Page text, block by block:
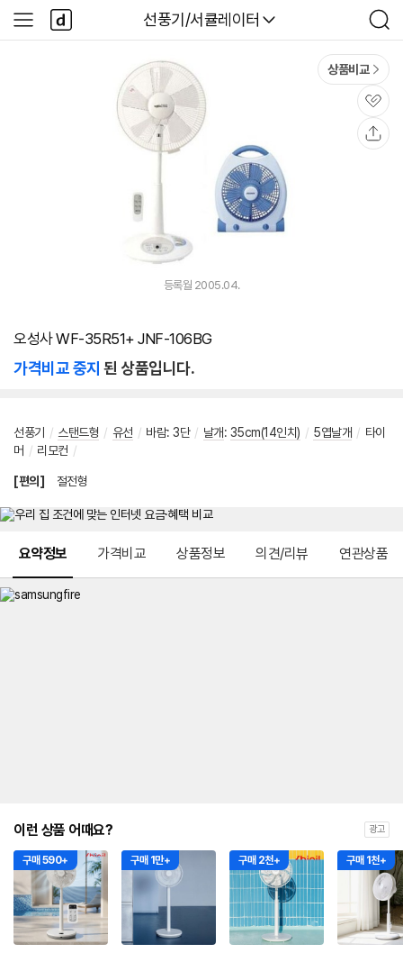
다나와
선풍기/서큘레이터
검
색
사
이
다
나
와
상품비교
관
심
등록월 2005.04.
오성사 WF-35R51+ JNF-106BG
가격비교 중지 된 상품입니다.
선풍기 / 스탠드형 / 유선 / 바람: 3단 / 날개: 35cm(14인치) / 5엽날개 / 타이
머 / 리모컨 /
[편의] 절전형
요약정보 가격비교 상품정보 의견/리뷰 연관상품
이런 상품 어때요? 광고
구매 590+ 구매 1만+ 구매 2천+ 구매 1천+